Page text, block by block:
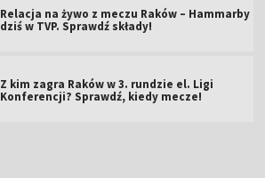
Relacja na żywo z meczu Raków – Hammarby
dziś w TVP. Sprawdź składy!
Z kim zagra Raków w 3. rundzie el. Ligi
Konferencji? Sprawdź, kiedy mecze!